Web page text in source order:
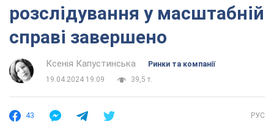
розслідування у масштабній
справі завершено
Ксенія Капустинська
Ринки та компанії
19.04.2024 19:09
39,5 т.
43 РУС